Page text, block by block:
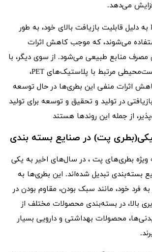
می‌دهد.
به‌علاوه، مواد اولیه PET به دلیل قابلیت بازیافت بالای خود، به طور
می‌شوند، که موجب کاهش اثرات
منابع طبیعی می‌شود. از سوی دیگر، با
توجه به نگرانی‌های زیست‌محیطی مرتبط با پلاستیک‌های PET،
اثرات منفی این بطری‌ها در حال توسعه
در تولید و تحقیق و توسعه برای تولید
از جمله این روندها هستند
پت) در صنایع بسته بندی
بطری‌های پت ، در سال‌های اخیر به یکی
بسته‌بندی تبدیل شده‌اند. این بطری‌ها به
فرد خود، مانند سبک بودن، مقاوم بودن در
بالا، در بسته‌بندی محصولات مختلف از
محصولات بهداشتی و دارویی بسیار